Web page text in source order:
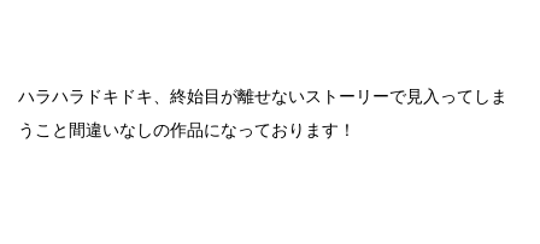
ハラハラドキドキ、終始目が離せないストーリーで見入ってしま
うこと間違いなしの作品になっております！